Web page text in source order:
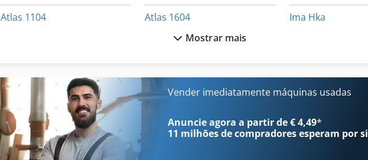
Atlas 1104
Atlas 1304 Kzw
Atlas 1304 M
Atlas 1604
Atlas 55
Atlas 65
Ima Hka
Mostrar mais
Vender imediatamente máquinas usadas
Anuncie agora a partir de € 4,49*
11 milhões de compradoresesperam por si